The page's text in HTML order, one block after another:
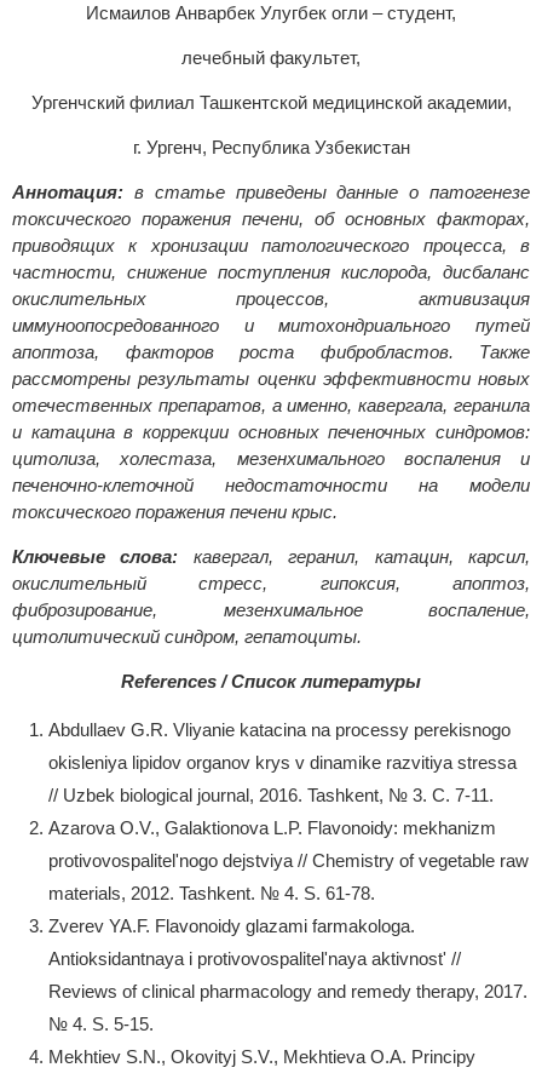
Исмаилов Анварбек Улугбек огли – студент,
лечебный факультет,
Ургенчский филиал Ташкентской медицинской академии,
г. Ургенч, Республика Узбекистан
Аннотация: в статье приведены данные о патогенезе
токсического поражения печени, об основных факторах,
приводящих к хронизации патологического процесса, в
частности, снижение поступления кислорода, дисбаланс
окислительных процессов, активизация
иммуноопосредованного и митохондриального путей
апоптоза, факторов роста фибробластов. Также
рассмотрены результаты оценки эффективности новых
отечественных препаратов, а именно, кавергала, геранила
и катацина в коррекции основных печеночных синдромов:
цитолиза, холестаза, мезенхимального воспаления и
печеночно-клеточной недостаточности на модели
токсического поражения печени крыс.
Ключевые слова: кавергал, геранил, катацин, карсил,
окислительный стресс, гипоксия, апоптоз,
фиброзирование, мезенхимальное воспаление,
цитолитический синдром, гепатоциты.
References / Список литературы
Abdullaev G.R. Vliyanie katacina na processy perekisnogo
okisleniya lipidov organov krys v dinamike razvitiya stressa
// Uzbek biological journal, 2016. Tashkent, № 3. C. 7-11.
Azarova O.V., Galaktionova L.P. Flavonoidy: mekhanizm
protivovospalitel'nogo dejstviya // Chemistry of vegetable raw
materials, 2012. Tashkent. № 4. S. 61-78.
Zverev YA.F. Flavonoidy glazami farmakologa.
Antioksidantnaya i protivovospalitel'naya aktivnost' //
Reviews of clinical pharmacology and remedy therapy, 2017.
№ 4. S. 5-15.
Mekhtiev S.N., Okovityj S.V., Mekhtieva O.A. Principy